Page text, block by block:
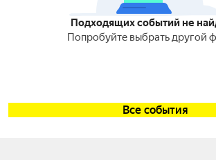
Подходящих событий не
Попробуйте выбрать другой
Все события